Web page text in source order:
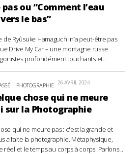
ou “Comment l’eau
le bas”
Ryûsuke Hamaguchi n’a peut-être pas
Drive My Car – une montagne russe
profondément touchants et...
PHOTOGRAPHIE 26 AVRIL 2024
chose qui ne meure
sur la Photographie
qui ne meure pas : c'est la grande et
a faite la photographie. Métaphysique,
et le temps au corps à corps. Parlons...